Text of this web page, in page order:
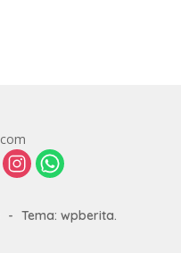
- Tema: wpberita.